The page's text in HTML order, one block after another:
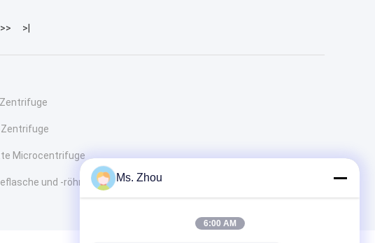
>> >|
Zentrifuge
Microcentrifuge
und -röhre Ms. Zhou
6:00 AM